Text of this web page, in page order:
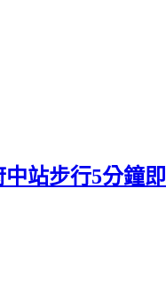
站步行5分鐘